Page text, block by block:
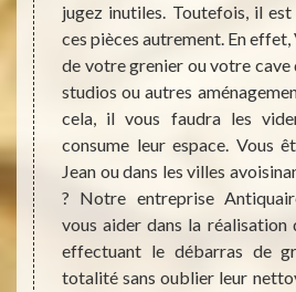
sans
de
pour
sans
jugez inutiles. Toutefois, il
ces pièces autrement. En
de votre grenier ou votre cave
studios ou autres
cela, il vous faudra les
consume leur espace. Vous
Jean ou dans les villes
? Notre entreprise
vous aider dans la
effectuant le débarras de
totalité sans oublier leur